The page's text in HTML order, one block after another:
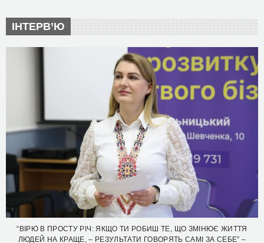
ІНТЕРВ’Ю
“ВІРЮ В ПРОСТУ РІЧ: ЯКЩО ТИ РОБИШ ТЕ, ЩО ЗМІНЮЄ ЖИТТЯ
ЛЮДЕЙ НА КРАЩЕ, – РЕЗУЛЬТАТИ ГОВОРЯТЬ САМІ ЗА СЕБЕ” –